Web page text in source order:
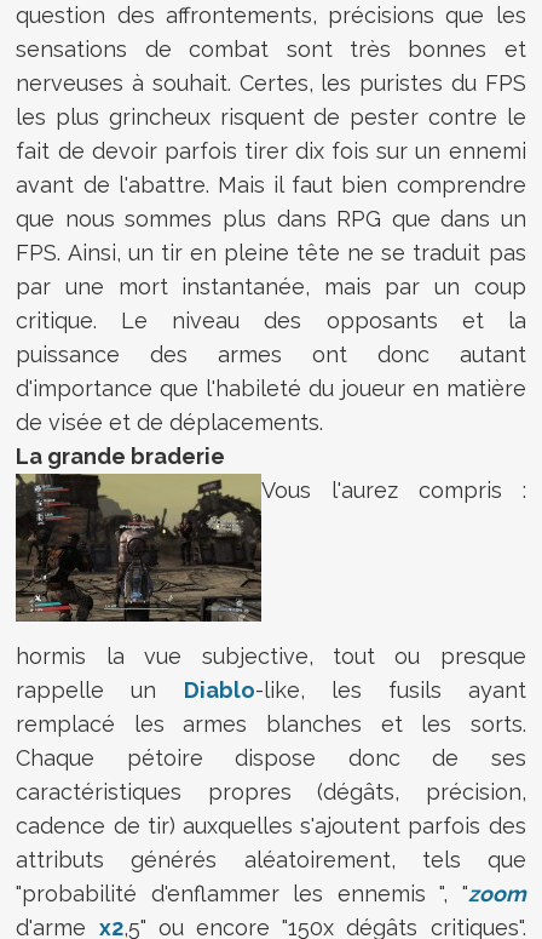
question des affrontements, précisions que les
sensations de combat sont très bonnes et
nerveuses à souhait. Certes, les puristes du FPS
les plus grincheux risquent de pester contre le
fait de devoir parfois tirer dix fois sur un ennemi
avant de l'abattre. Mais il faut bien comprendre
que nous sommes plus dans RPG que dans un
FPS. Ainsi, un tir en pleine tête ne se traduit pas
par une mort instantanée, mais par un coup
critique. Le niveau des opposants et la
puissance des armes ont donc autant
d'importance que l'habileté du joueur en matière
de visée et de déplacements.
La grande braderie
Vous l'aurez compris :
hormis la vue subjective, tout ou presque
rappelle un Diablo-like, les fusils ayant
remplacé les armes blanches et les sorts.
Chaque pétoire dispose donc de ses
caractéristiques propres (dégâts, précision,
cadence de tir) auxquelles s'ajoutent parfois des
attributs générés aléatoirement, tels que
"probabilité d'enflammer les ennemis ", "zoom
d'arme x2,5" ou encore "150x dégâts critiques".